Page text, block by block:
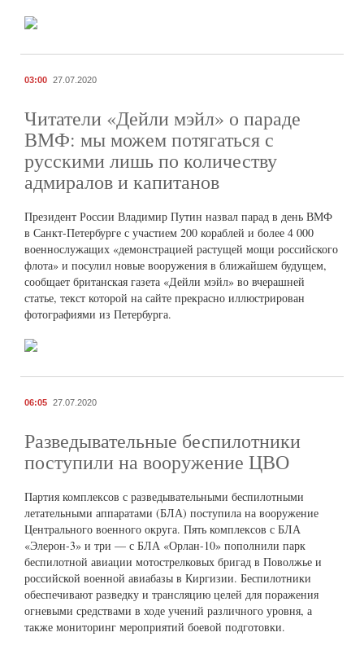
03:00 27.07.2020
Читатели «Дейли мэйл» о параде
ВМФ: мы можем потягаться с
русскими лишь по количеству
адмиралов и капитанов
Президент России Владимир Путин назвал парад в день ВМФ
в Санкт-Петербурге с участием 200 кораблей и более 4 000
военнослужащих «демонстрацией растущей мощи российского
флота» и посулил новые вооружения в ближайшем будущем,
сообщает британская газета «Дейли мэйл» во вчерашней
статье, текст которой на сайте прекрасно иллюстрирован
фотографиями из Петербурга.
06:05 27.07.2020
Разведывательные беспилотники
поступили на вооружение ЦВО
Партия комплексов с разведывательными беспилотными
летательными аппаратами (БЛА) поступила на вооружение
Центрального военного округа. Пять комплексов с БЛА
«Элерон-3» и три — с БЛА «Орлан-10» пополнили парк
беспилотной авиации мотострелковых бригад в Поволжье и
российской военной авиабазы в Киргизии. Беспилотники
обеспечивают разведку и трансляцию целей для поражения
огневыми средствами в ходе учений различного уровня, а
также мониторинг мероприятий боевой подготовки.